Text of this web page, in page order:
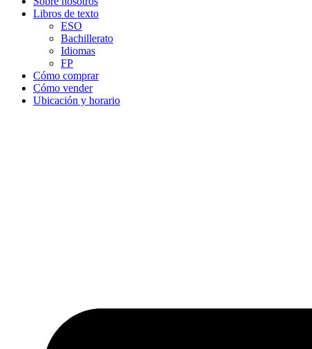
Libros de texto
ESO
Bachillerato
Idiomas
FP
Cómo comprar
Cómo vender
Ubicación y horario